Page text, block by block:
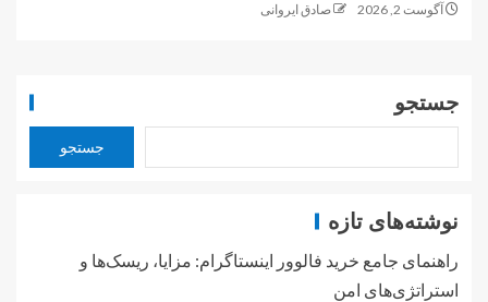
آگوست 2, 2026 صادق ایروانی
جستجو
جستجو
نوشته‌های تازه
راهنمای جامع خرید فالوور اینستاگرام: مزایا، ریسک‌ها و
استراتژی‌های امن